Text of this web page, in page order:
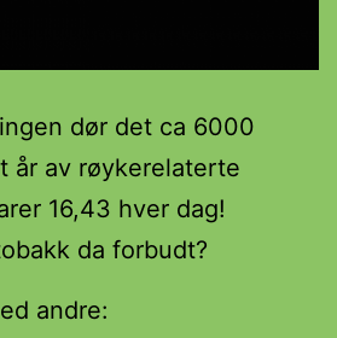
dør det ca 6000
år av røykerelaterte
16,43 hver dag!
da forbudt?
andre: